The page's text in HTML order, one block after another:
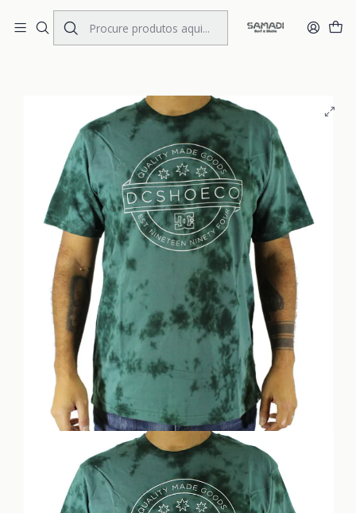
Portes Gratis Portugal e Espanha
Início MENS CLOTHING T.Shirts T-Shirt DC Acyd Ball